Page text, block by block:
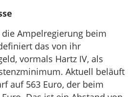
Ampelregierung beim
das von ihr
vormals Hartz IV, als
Aktuell beläuft
auf 563 Euro, der beim